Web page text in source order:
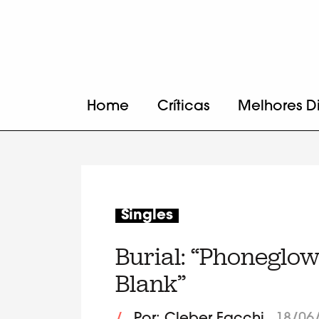
Home Críticas Melhores
Singles
Burial:
Blank”